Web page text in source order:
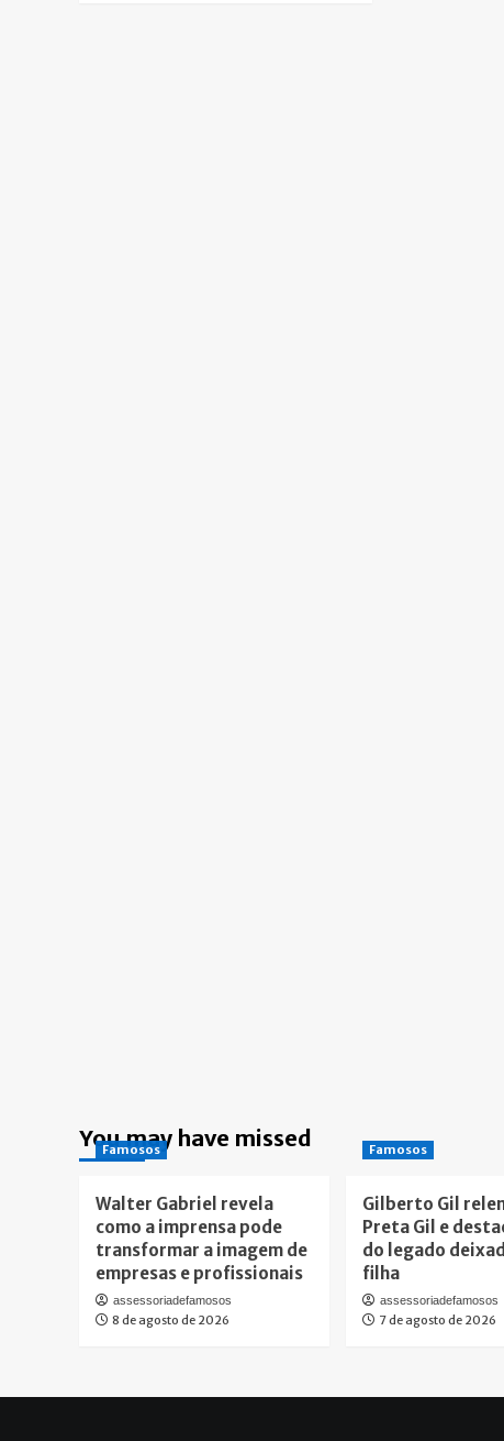
You may have missed
Famosos
Walter Gabriel revela
como a imprensa pode
transformar a imagem de
empresas e profissionais
assessoriadefamosos
8 de agosto de 2026
Famosos
Gilberto Gil
Preta Gil e
do legado
filha
assessoriadefamosos
7 de agosto de 2026